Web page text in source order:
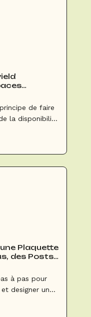
de faire
la disponibilité
possible) et
Plaquette
des Posts
à pas pour
designer une
un outil GE-